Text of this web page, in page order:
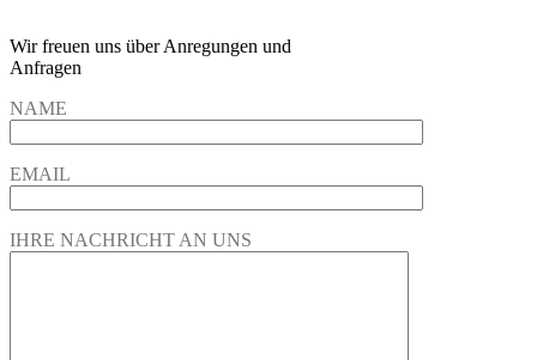
Wir freuen uns über Anregungen und
Anfragen
NAME
EMAIL
IHRE NACHRICHT AN UNS